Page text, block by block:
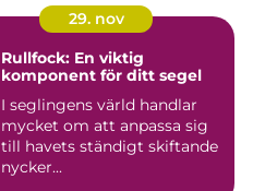
29. nov
Rullfock: En viktig
komponent för ditt segel
I seglingens värld handlar
mycket om att anpassa sig
till havets ständigt skiftande
nycker...